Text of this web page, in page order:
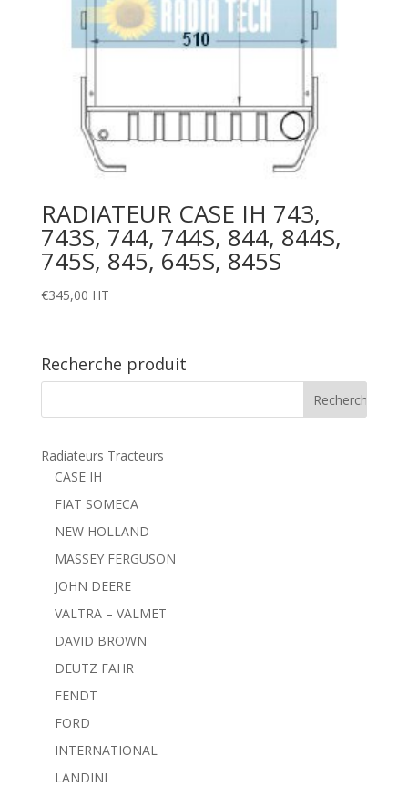
RADIATEUR CASE IH 743,
743S, 744, 744S, 844, 844S,
745S, 845, 645S, 845S
€345,00 HT
Recherche produit
Radiateurs Tracteurs
CASE IH
FIAT SOMECA
NEW HOLLAND
MASSEY FERGUSON
JOHN DEERE
VALTRA – VALMET
DAVID BROWN
DEUTZ FAHR
FENDT
FORD
INTERNATIONAL
LANDINI